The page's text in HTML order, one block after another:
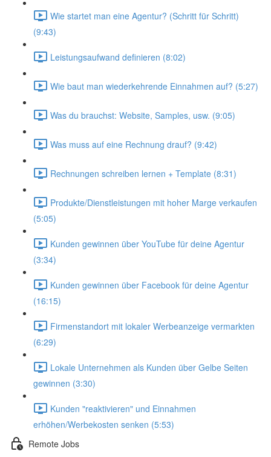
Wie startet man eine Agentur? (Schritt für Schritt)
(9:43)
Leistungsaufwand definieren (8:02)
Wie baut man wiederkehrende Einnahmen auf? (5:27)
Was du brauchst: Website, Samples, usw. (9:05)
Was muss auf eine Rechnung drauf? (9:42)
Rechnungen schreiben lernen + Template (8:31)
Produkte/Dienstleistungen mit hoher Marge verkaufen
(5:05)
Kunden gewinnen über YouTube für deine Agentur
(3:34)
Kunden gewinnen über Facebook für deine Agentur
(16:15)
Firmenstandort mit lokaler Werbeanzeige vermarkten
(6:29)
Lokale Unternehmen als Kunden über Gelbe Seiten
gewinnen (3:30)
Kunden "reaktivieren" und Einnahmen
erhöhen/Werbekosten senken (5:53)
Remote Jobs